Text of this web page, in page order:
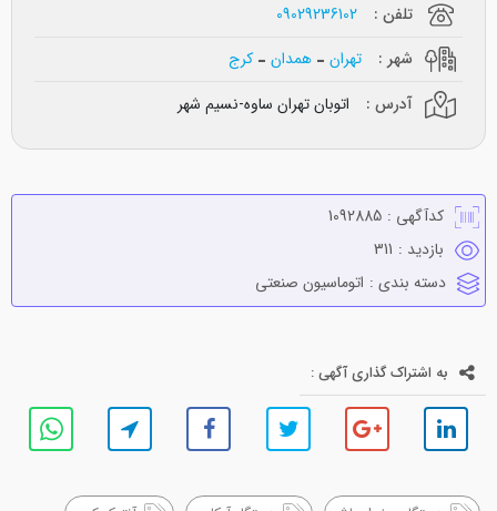
تلفن :
09029236102
شهر :
تهران همدان
کرج
آدرس :
اتوبان تهران ساوه-نسیم شهر
کدآگهی : 1092885
بازدید : 311
دسته بندی : اتوماسيون صنعتي
به اشتراک گذاری آگهی :